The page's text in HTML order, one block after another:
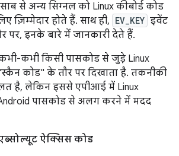
से अन्य सिग्नल को Linux कीबोर्ड कोड
ज़िम्मेदार होते हैं. साथ ही, EV_KEY इवेंट
पर, इनके बारे में जानकारी देते हैं.
कभी किसी पासकोड से जुड़े Linux
कोड" के तौर पर दिखाता है. तकनीकी
है, लेकिन इससे एपीआई में Linux
पासकोड से अलग करने में मदद
ऐक्सिस कोड